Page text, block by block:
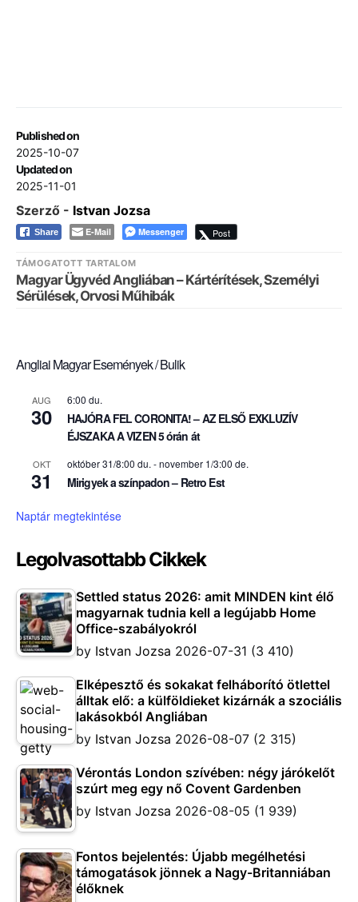
Published on
2025-10-07
Updated on
2025-11-01
Szerző - Istvan Jozsa
Share E-Mail Messenger Post
TÁMOGATOTT TARTALOM
Magyar Ügyvéd Angliában – Kártérítések, Személyi
Sérülések, Orvosi Műhibák
Angliai Magyar Események / Bulik
AUG
30
6:00 du.
HAJÓRA FEL CORONITA! – AZ ELSŐ EXKLUZÍV
ÉJSZAKA A VIZEN 5 órán át
OKT
31
október 31/8:00 du. -november 1/3:00 de.
Mirigyek a színpadon – Retro Est
Naptár megtekintése
Legolvasottabb Cikkek
Settled status 2026: amit MINDEN kint élő
magyarnak tudnia kell a legújabb Home
Office-szabályokról
by Istvan Jozsa 2026-07-31 (3 410)
Elképesztő és sokakat felháborító ötlettel
álltak elő: a külföldieket kizárnák a szociális
lakásokból Angliában
by Istvan Jozsa 2026-08-07 (2 315)
Vérontás London szívében: négy járókelőt
szúrt meg egy nő Covent Gardenben
by Istvan Jozsa 2026-08-05 (1 939)
Fontos bejelentés: Újabb megélhetési
támogatások jönnek a Nagy-Britanniában
élőknek